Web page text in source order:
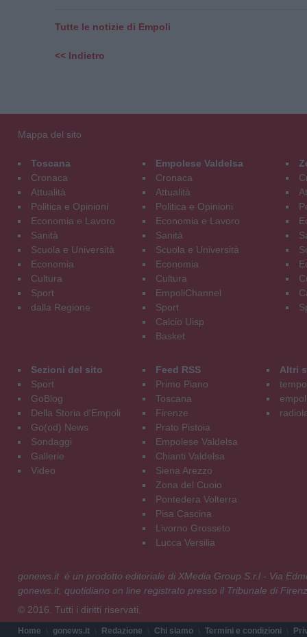
Tutte le notizie di Empoli
<< Indietro
Mappa del sito
Toscana
Cronaca
Attualità
Politica e Opinioni
Economia e Lavoro
Sanità
Scuola e Università
Economia
Cultura
Sport
dalla Regione
Empolese Valdelsa
Cronaca
Attualità
Politica e Opinioni
Economia e Lavoro
Sanità
Scuola e Università
Economia
Cultura
EmpoliChannel
Sport
Calcio Uisp
Basket
Sezioni del sito
Sport
GoBlog
Della Storia d'Empoli
Go(od) News
Sondaggi
Gallerie
Video
Feed RSS
Primo Piano
Toscana
Firenze
Prato Pistoia
Empolese Valdelsa
Chianti Valdelsa
Siena Arezzo
Zona del Cuoio
Pontedera Volterra
Pisa Cascina
Livorno Grosseto
Lucca Versilia
Altri
gonews.it è un prodotto editoriale di XMedia Group S.r.l - Via
gonews.it, quotidiano on line registrato presso il Tribunale di
© 2016. Tutti i diritti riservati.
Home gonews.it Redazione Chi siamo Termini e condizioni